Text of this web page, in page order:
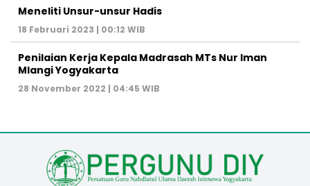
Meneliti Unsur-unsur Hadis
18 Februari 2023 | 00:12 WIB
Penilaian Kerja Kepala Madrasah MTs Nur Iman
Mlangi Yogyakarta
28 November 2022 | 04:45 WIB